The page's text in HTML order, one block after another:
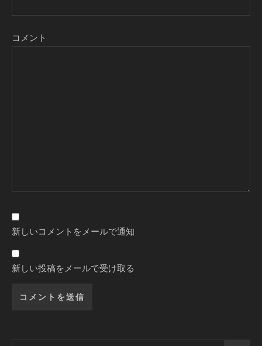
コメント
新しいコメントをメールで通知
新しい投稿をメールで受け取る